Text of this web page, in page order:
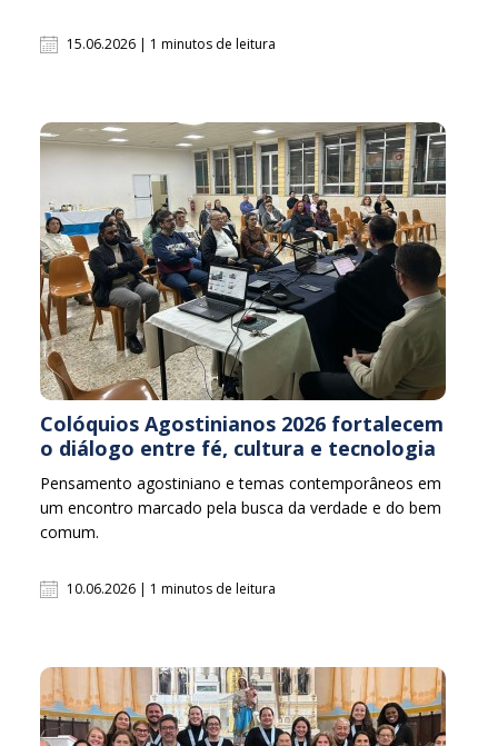
15.06.2026 | 1 minutos de leitura
Colóquios Agostinianos 2026 fortalecem
o diálogo entre fé, cultura e tecnologia
Pensamento agostiniano e temas contemporâneos em
um encontro marcado pela busca da verdade e do bem
comum.
10.06.2026 | 1 minutos de leitura